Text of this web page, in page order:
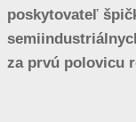
poskytovateľ
za prvú polovicu